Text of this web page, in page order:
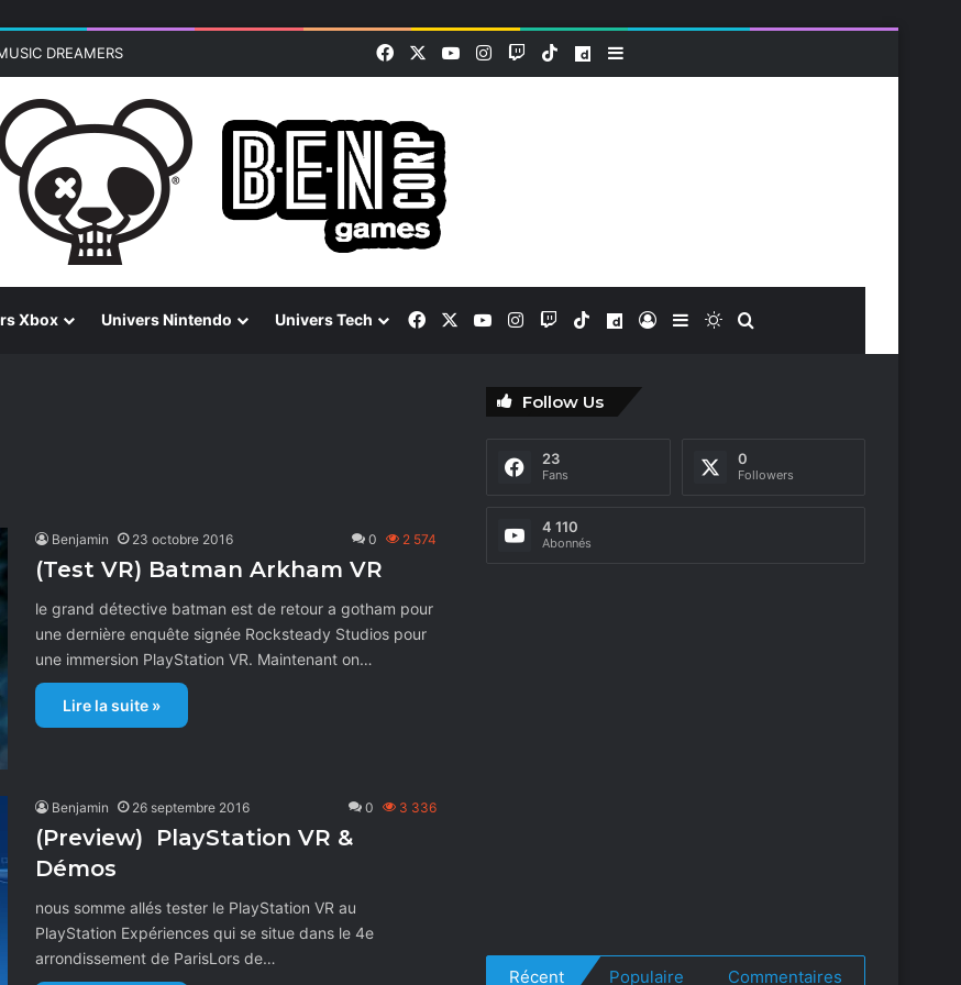
DREAMERS FacebookYouTubeInstagram
TwitchTikTokDailymotion
Sidebar (barre latérale)
Xbox Univers Nintendo Univers Tech FacebookYouTubeInstagram
TwitchTikTokDailymotion
Connexion
Sidebar (barre latérale)
Switch skin
Benjamin 23 octobre 2016 0 2 574
(Test VR) Batman Arkham VR
le grand détective batman est de retour a gotham pour
une dernière enquête signée Rocksteady Studios pour
une immersion PlayStation VR. Maintenant on…
Lire la suite »
Benjamin 26 septembre 2016 0 3 336
(Preview) PlayStation VR &
Démos
nous somme allés tester le PlayStation VR au
PlayStation Expériences qui se situe dans le 4e
arrondissement de ParisLors de…
Follow Us
23
Fans
0
Followers
4 110
Abonnés
Récent Populaire Commentaires